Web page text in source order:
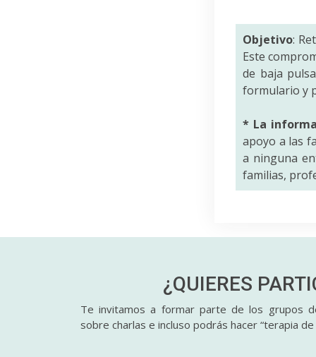
Objetivo:
Este
de baja
formulario y
* La
apoyo a las
a ninguna
familias,
¿QUIERES
Te invitamos a formar parte de los grupos
sobre charlas e incluso podrás hacer “terapia de